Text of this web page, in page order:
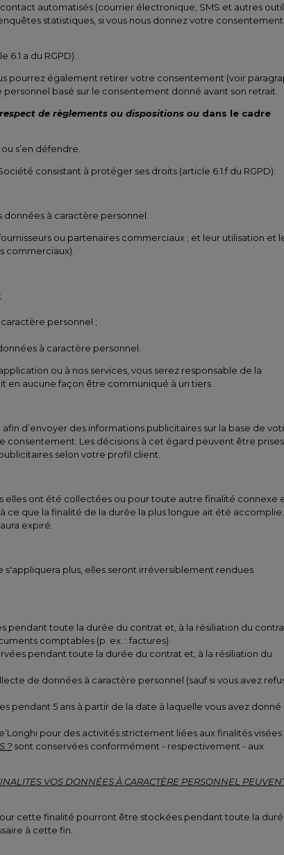
automatisés (courrier électronique, SMS et autres
statistiques, si vous nous donnez votre
du RGPD).
pourrez également retirer votre consentement (voir
basé sur le consentement donné avant son retrait.
de règlements ou dispositions ou dans le cadre
s’en défendre.
consistant à protéger ses droits (article 6.1.f du RGPD).
à caractère personnel.
ou partenaires commerciaux ; et leur utilisation et
commerciaux).
personnel ;
à caractère personnel.
ou à nos services, vous serez responsable de la
aucune façon être communiqué à un tiers.
d’envoyer des informations publicitaires sur la base de
consentement. Les décisions à cet égard peuvent être prises
selon votre profil client.
elles ont été collectées ou pour toute autre finalité connexe
ce que la finalité de la durée la plus longue ait été accomplie.
expiré.
plus, elles seront irréversiblement rendues
toute la durée du contrat et, à la résiliation du
comptables (p. ex. : factures).
pendant toute la durée du contrat et, à la résiliation du
de données à caractère personnel (sauf si vous avez
pendant 5 ans à partir de la date à laquelle vous avez donné
pour des activités strictement liées aux finalités visées
? sont conservées conformément - respectivement - aux
VOS DONNÉES À CARACTÈRE PERSONNEL
cette finalité pourront être stockées pendant toute la
à cette fin.